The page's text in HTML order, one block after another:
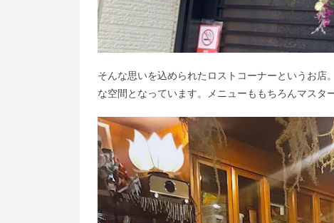
そんな思いを込められたロストコーナーというお
な空間となってい​ます。メニューももちろんマスタ